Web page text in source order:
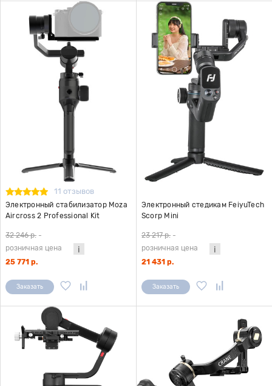
11 отзывов
Электронный стабилизатор Moza
Aircross 2 Professional Kit
32 246 р. -
розничная цена
25 771 р.
Заказать
Электронный стедикам FeiyuTech
Scorp Mini
23 217 р. -
розничная цена
21 431 р.
Заказать